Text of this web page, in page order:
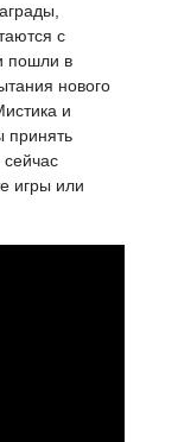
с
пошли в
нового
и
принять
игры или